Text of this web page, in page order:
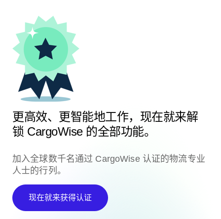
更高效、更智能地工作，现在就来解
锁 CargoWise 的全部功能。
加入全球数千名通过 CargoWise 认证的物流专业
人士的行列。
现在就来获得认证